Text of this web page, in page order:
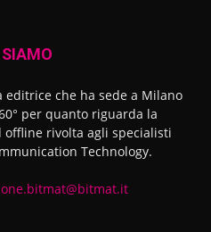
editrice che ha sede a Milano
per quanto riguarda la
rivolta agli specialisti
Technology.